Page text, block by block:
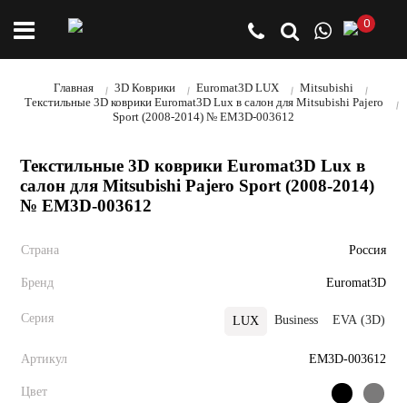
0
Главная 3D Коврики Euromat3D LUX
Mitsubishi
Текстильные 3D коврики Euromat3D Lux в салон для Mitsubishi Pajero
Sport (2008-2014) № EM3D-003612
Текстильные 3D коврики Euromat3D Lux в
салон для Mitsubishi Pajero Sport (2008-2014)
№ EM3D-003612
Страна Россия
Бренд Euromat3D
Серия LUX Business EVA (3D)
Артикул EM3D-003612
Цвет